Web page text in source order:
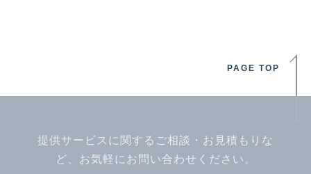
PAGE TOP
提供サービスに関するご相談・お見積もりな
ど、お気軽にお問い合わせください。